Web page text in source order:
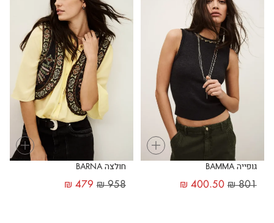
+
גופייה BAMMA
₪801
₪ 400.50
+
חולצה BARNA
₪958
₪ 479